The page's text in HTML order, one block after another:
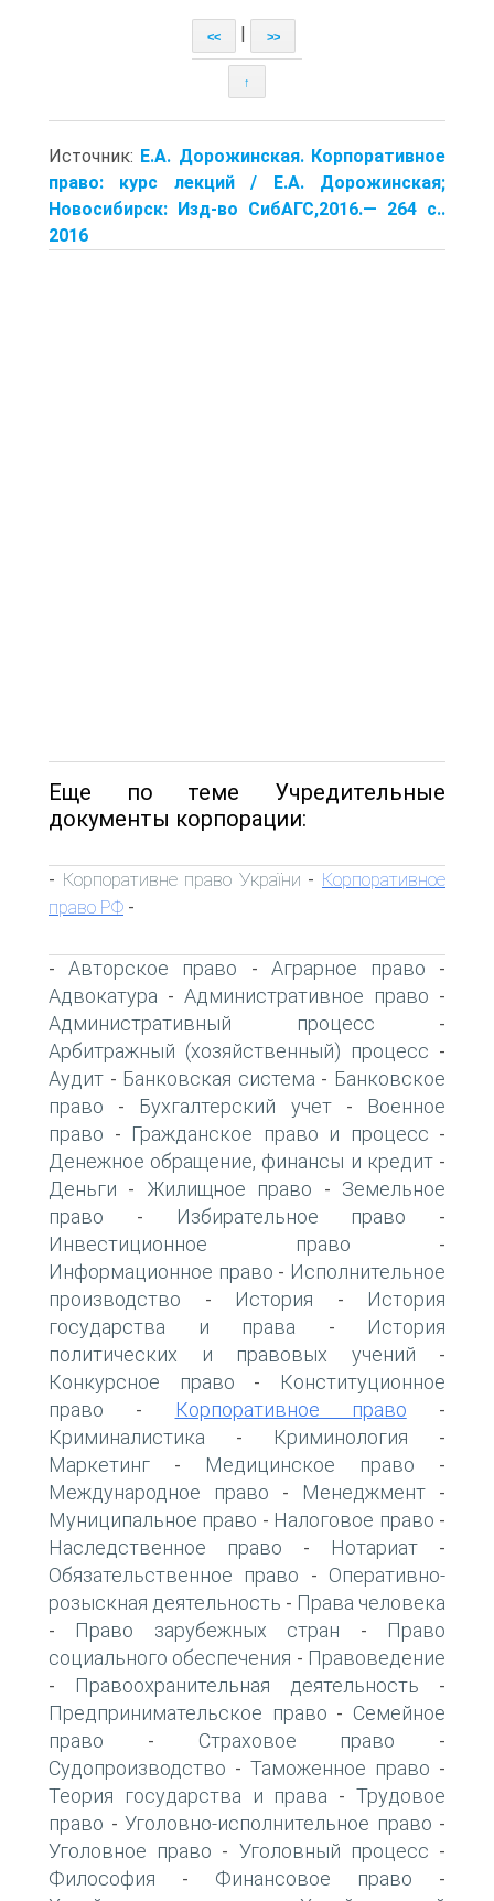
<< >>
↑
Источник: Е.А. Дорожинская. Корпоративное
право: курс лекций / Е.А. Дорожинская;
Новосибирск: Изд-во СибАГС,2016.— 264 с..
2016
Еще по теме Учредительные
документы корпорации:
- Корпоративне право України - Корпоративное
право РФ -
-Авторское право - Аграрное право -
Адвокатура - Административное право -
Административный процесс -
Арбитражный (хозяйственный) процесс -
Аудит - Банковская система - Банковское
право - Бухгалтерский учет-
Военное
право - Гражданское право и процесс -
Денежное обращение, финансы и кредит-
Деньги - Жилищное право - Земельное
право - Избирательное право -
Инвестиционное право -
Информационное право - Исполнительное
производство - История -
История
государства и права -
История
политических и правовых учений -
Конкурсное право -
Конституционное
право - Корпоративное право -
Криминалистика - Криминология -
Маркетинг - Медицинское право -
Международное право - Менеджмент -
Муниципальное право - Налоговое право -
Наследственное право - Нотариат -
Обязательственное право - Оперативно-
розыскная деятельность - Права человека
- Право зарубежных стран -
Право
социального обеспечения - Правоведение
- Правоохранительная деятельность -
Предпринимательское право - Семейное
право - Страховое право -
Судопроизводство - Таможенное право -
Теория государства и права -Трудовое
право - Уголовно-исполнительное право -
Уголовное право - Уголовный процесс -
Философия - Финансовое право -